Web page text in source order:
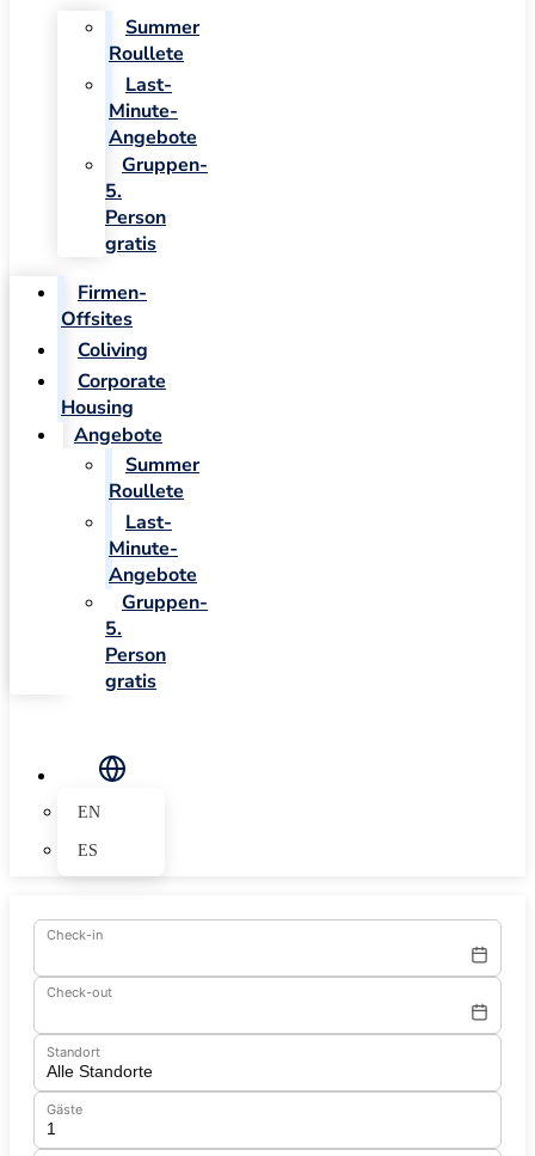
Summer
Roullete
Last-
Minute-
Angebote
Gruppen-
5.
Person
gratis
Firmen-
Offsites
Coliving
Corporate
Housing
Angebote
Summer
Roullete
Last-
Minute-
Angebote
Gruppen-
5.
Person
gratis
EN
ES
Check-in
Check-out
Standort
Gäste